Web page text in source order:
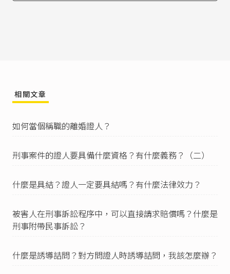
I 卷宗內之筆錄或其他文書可為證據者，審判長應
II 前項文書，有關風化、公安或有毀損他人名譽之
覽，不得宣讀；如被告不解其意義者，應告以要
旨。」
司法院釋字第249號解釋理由書：「證人係依法院
之命，在訴訟上陳述其見聞事實之第三人。」
刑事訴訟法第177條
院訊問之。
相關文章
如何當個稱職的離婚證人？
刑事案件的證人要具備什麼資格？有什麼義務？（二）
什麼是具結？證人一定要具結嗎？有什麼法律效力？
被害人在刑事訴訟程序中，可以直接請求賠償嗎？什麼是
刑事附帶民事訴訟？
什麼是誘導詰問？對方問證人時誘導詰問，我該怎麼辦？